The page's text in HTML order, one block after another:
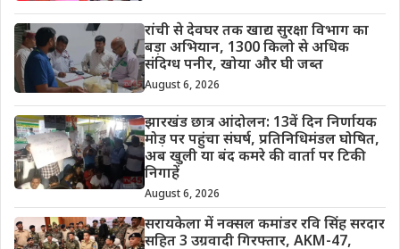
रांची से देवघर तक खाद्य सुरक्षा विभाग का
बड़ा अभियान, 1300 किलो से अधिक
संदिग्ध पनीर, खोया और घी जब्त
August 6, 2026
झारखंड छात्र आंदोलन: 13वें दिन निर्णायक
मोड़ पर पहुंचा संघर्ष, प्रतिनिधिमंडल घोषित,
अब खुली या बंद कमरे की वार्ता पर टिकी
निगाहें
August 6, 2026
सरायकेला में नक्सल कमांडर रवि सिंह सरदार
सहित 3 उग्रवादी गिरफ्तार, AKM-47,